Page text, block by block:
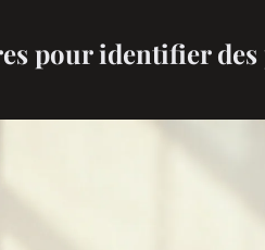
pour identifier